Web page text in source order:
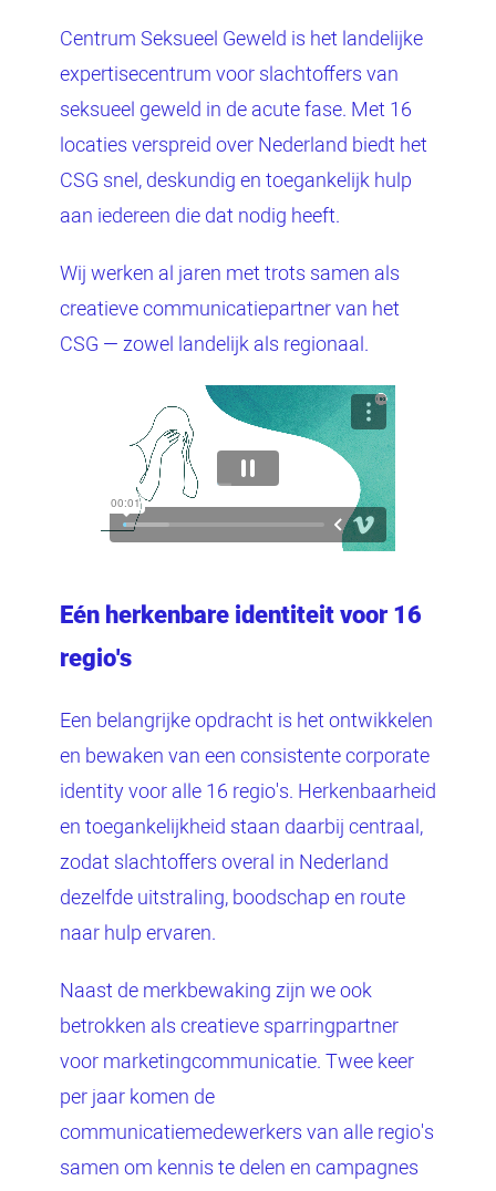
Centrum Seksueel Geweld is het landelijke
expertisecentrum voor slachtoffers van
seksueel geweld in de acute fase. Met 16
locaties verspreid over Nederland biedt het
CSG snel, deskundig en toegankelijk hulp
aan iedereen die dat nodig heeft.
Wij werken al jaren met trots samen als
creatieve communicatiepartner van het
CSG — zowel landelijk als regionaal.
Eén herkenbare identiteit voor 16
regio's
Een belangrijke opdracht is het ontwikkelen
en bewaken van een consistente corporate
identity voor alle 16 regio's. Herkenbaarheid
en toegankelijkheid staan daarbij centraal,
zodat slachtoffers overal in Nederland
dezelfde uitstraling, boodschap en route
naar hulp ervaren.
Naast de merkbewaking zijn we ook
betrokken als creatieve sparringpartner
voor marketingcommunicatie. Twee keer
per jaar komen de
communicatiemedewerkers van alle regio's
samen om kennis te delen en campagnes